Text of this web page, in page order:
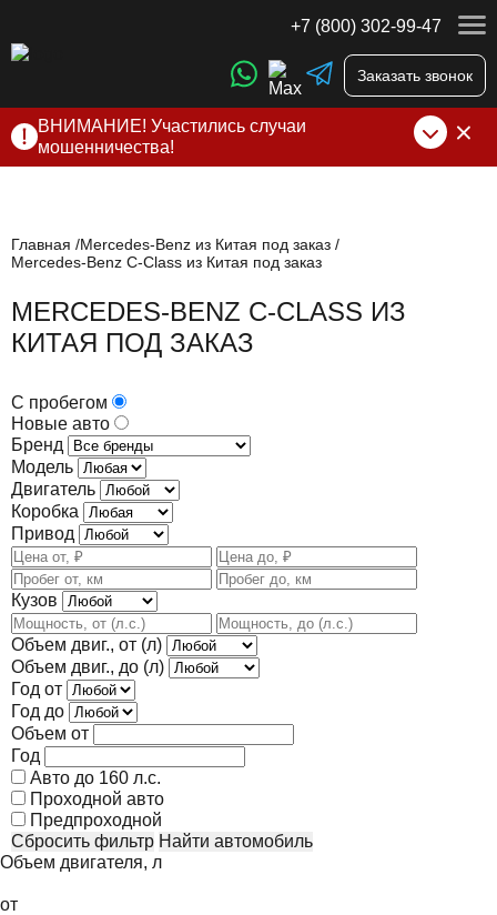
+7 (800) 302-99-47
Заказать звонок
ВНИМАНИЕ! Участились случаи
мошенничества!
нами по официальнымконтактам , указанным в соц сетях
и на сайте
Главная
Mercedes-Benz из Китая под заказ
Mercedes-Benz C-Class из Китая под заказ
MERCEDES-BENZ C-CLASS ИЗ
КИТАЯ ПОД ЗАКАЗ
С пробегом
Новые авто
Бренд
Модель
Двигатель
Коробка
Привод
Кузов
Объем двиг., от (л)
Объем двиг., до (л)
Год от
Год до
Объем от
Год
Авто до 160 л.с.
Проходной авто
Предпроходной
Сбросить фильтр
Найти автомобиль
Объем двигателя, л
от